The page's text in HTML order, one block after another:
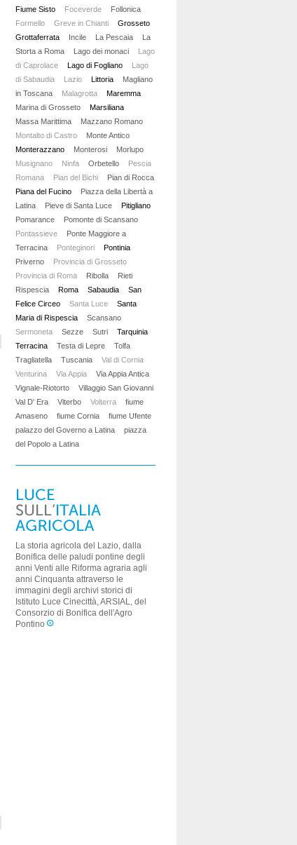
Fiume Sisto
Foceverde
Follonica
Formello
Greve in Chianti
Grosseto
Grottaferrata
Incile La Pescaia
La
Storta a Roma
Lago dei monaci
Lago
di Caprolace
Lago di Fogliano
Lago
di Sabaudia
Lazio Littoria
Magliano
in Toscana
Malagrotta
Maremma
Marina di Grosseto
Marsiliana
Massa Marittima
Mazzano Romano
Montalto di Castro
Monte Antico
Monterazzano
Monterosi
Morlupo
Musignano
Ninfa Orbetello
Pescia
Romana
Pian del Bichi
Pian di Rocca
Piana del Fucino
Piazza della Libertà a
Latina
Pieve di Santa Luce
Pitigliano
Pomarance
Pomonte di Scansano
Pontassieve
Ponte Maggiore a
Terracina
Ponteginori
Pontinia
Priverno
Provincia di Grosseto
Provincia di Roma
Ribolla
Rieti
Rispescia
Roma Sabaudia
San
Felice Circeo
Santa Luce
Santa
Maria di Rispescia
Scansano
Sermoneta
Sezze Sutri
Tarquinia
Terracina
Testa di Lepre
Tolfa
Tragliatella
Tuscania
Val di Cornia
Venturina
Via Appia
Via Appia Antica
Vignale-Riotorto
Villaggio San Giovanni
Val D' Era
Viterbo Volterra
fiume
Amaseno
fiume Cornia
fiume Ufente
palazzo del Governo a Latina
piazza
del Popolo a Latina
La storia agricola del Lazio, dalla
Bonifica delle paludi pontine degli
anni Venti alle Riforma agraria agli
anni Cinquanta attraverso le
immagini degli archivi storici di
Istituto Luce Cinecittà, ARSIAL, del
Consorzio di Bonifica dell'Agro
Pontino